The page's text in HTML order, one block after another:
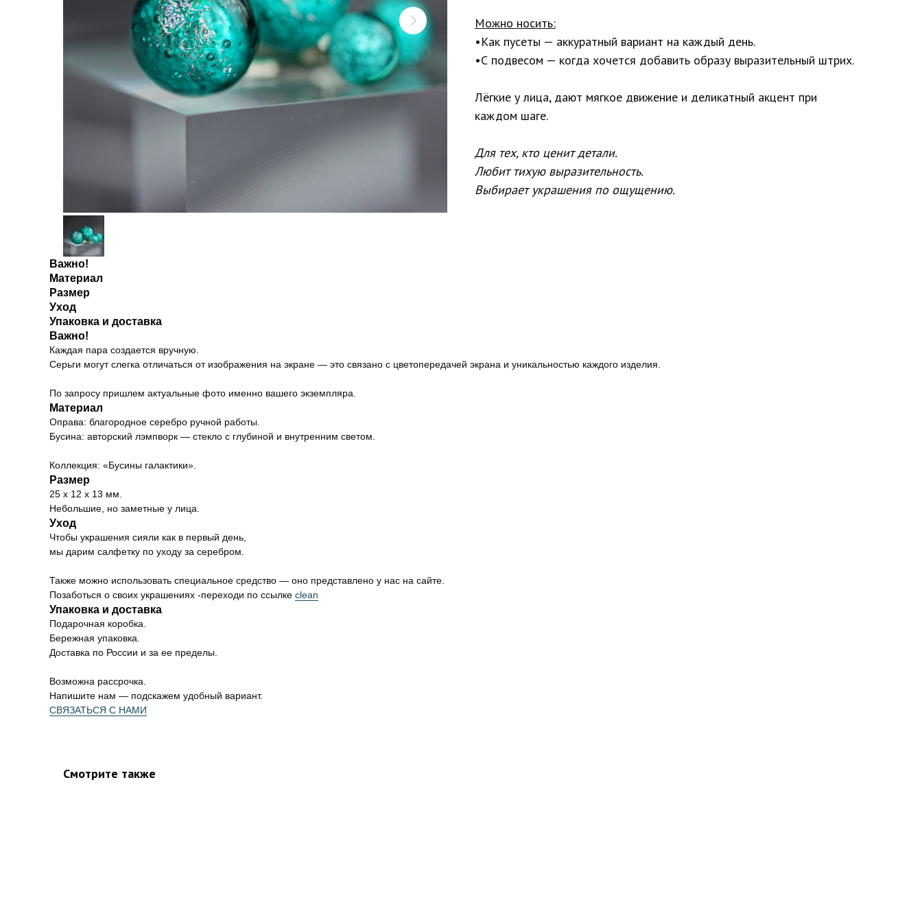
Можно носить:
•Как пусеты — аккуратный вариант на каждый день.
•С подвесом — когда хочется добавить образу выразительный штрих.
Лёгкие у лица, дают мягкое движение и деликатный акцент при
каждом шаге.
Для тех, кто ценит детали.
Любит тихую выразительность.
Выбирает украшения по ощущению.
Важно!
Материал
Размер
Уход
Упаковка и доставка
Важно!
Каждая пара создается вручную.
Серьги могут слегка отличаться от изображения на экране — это связано с цветопередачей экрана и уникальностью каждого изделия.
По запросу пришлем актуальные фото именно вашего экземпляра.
Материал
Оправа: благородное серебро ручной работы.
Бусина: авторский лэмпворк — стекло с глубиной и внутренним светом.
Коллекция: «Бусины галактики».
Размер
25 х 12 х 13 мм.
Небольшие, но заметные у лица.
Уход
Чтобы украшения сияли как в первый день,
мы дарим салфетку по уходу за серебром.
Также можно использовать специальное средство — оно представлено у нас на сайте.
Позаботься о своих украшениях -переходи по ссылке clean
Упаковка и доставка
Подарочная коробка.
Бережная упаковка.
Доставка по России и за ее пределы.
Возможна рассрочка.
Напишите нам — подскажем удобный вариант.
СВЯЗАТЬСЯ С НАМИ
Смотрите также